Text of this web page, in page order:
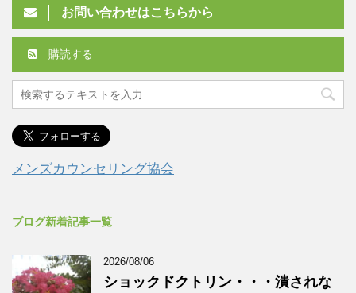
お問い合わせはこちらから
購読する
メンズカウンセリング協会
ブログ新着記事一覧
2026/08/06
ショックドクトリン・・・潰されな